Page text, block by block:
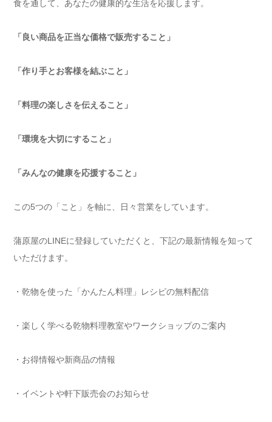
食を通して、あなたの健康的な生活を応援します。
「良い商品を正当な価格で販売すること」
「作り手とお客様を結ぶこと」
「料理の楽しさを伝えること」
「環境を大切にすること」
「みんなの健康を応援すること」
この5つの「こと」を軸に、日々営業をしています。
蒲原屋のLINEに登録していただくと、下記の最新情報を知って
いただけます。
・乾物を使った「かんたん料理」レシピの無料配信
・楽しく学べる乾物料理教室やワークショップのご案内
・お得情報や新商品の情報
・イベントや軒下販売会のお知らせ